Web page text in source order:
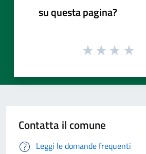
su questa pagina?
Contatta il comune
Leggi le domande frequenti